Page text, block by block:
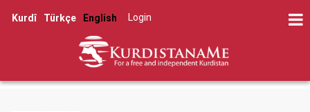
Kurdî Türkçe English
account
menu
Log in